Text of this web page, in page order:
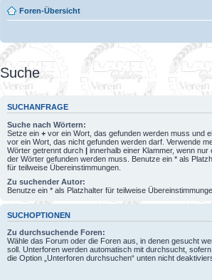
Foren-Übersicht
Suche
SUCHANFRAGE
Suche nach Wörtern:
Setze ein + vor ein Wort, das gefunden werden muss und
vor ein Wort, das nicht gefunden werden darf. Verwende
Wörter getrennt durch | innerhalb einer Klammer, wenn nur
der Wörter gefunden werden muss. Benutze ein * als
für teilweise Übereinstimmungen.
Zu suchender Autor:
Benutze ein * als Platzhalter für teilweise
SUCHOPTIONEN
Zu durchsuchende Foren:
Wähle das Forum oder die Foren aus, in denen gesucht
soll. Unterforen werden automatisch mit durchsucht,
die Option „Unterforen durchsuchen“ unten nicht